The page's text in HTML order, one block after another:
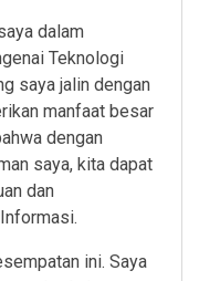
dalam
Teknologi
saya jalin dengan
manfaat besar
dengan
saya, kita dapat
dan
ini. Saya